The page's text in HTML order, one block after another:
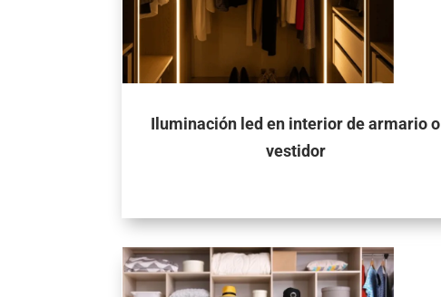
Iluminación led en interior de armario o
vestidor